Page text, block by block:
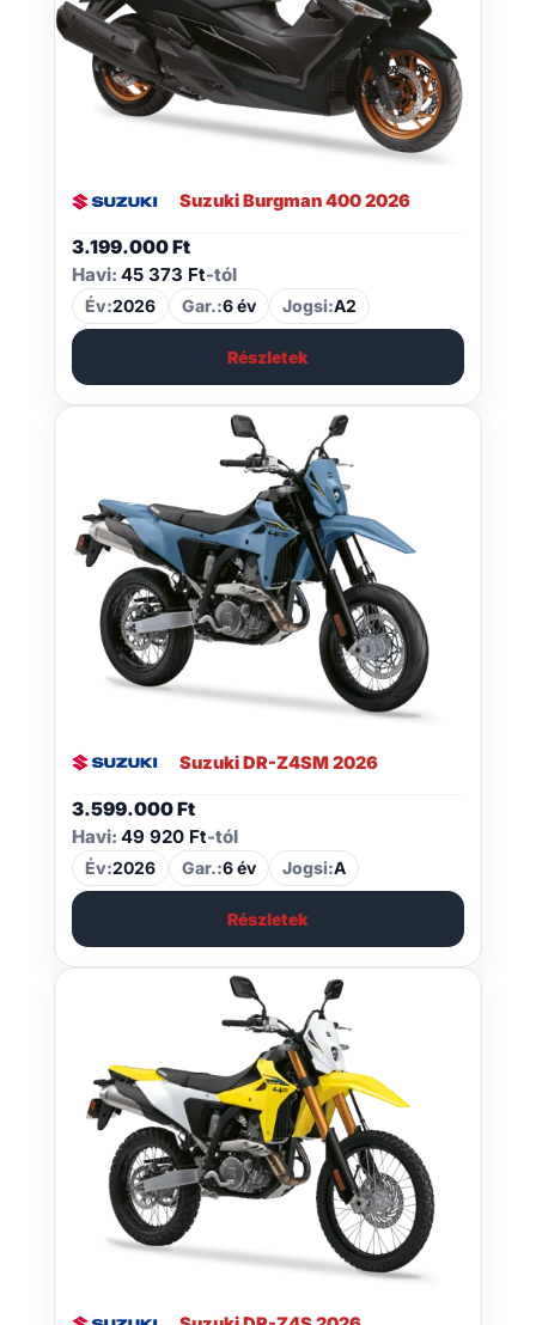
Suzuki Burgman 400 2026
3.199.000Ft
Havi: 45 373 Ft-tól
Év:2026 Gar.:6 év Jogsi:A2
Részletek
Suzuki DR-Z4SM 2026
3.599.000Ft
Havi: 49 920 Ft-tól
Év:2026 Gar.:6 év Jogsi:A
Részletek